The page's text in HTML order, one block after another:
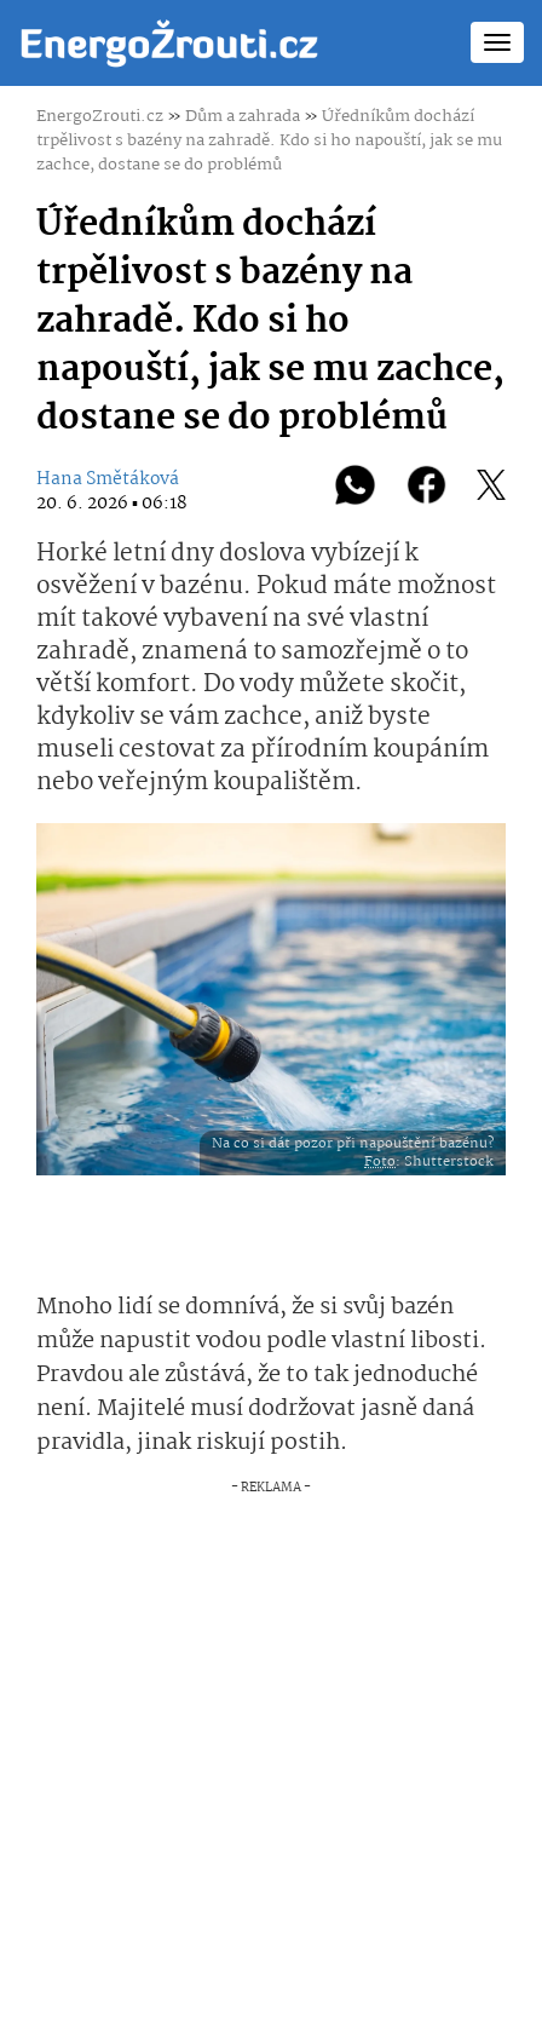
EnergoZrouti.cz»Dům a zahrada»Úředníkům dochází
trpělivost s bazény na zahradě. Kdo si ho napouští, jak se mu
zachce, dostane se do problémů
Úředníkům dochází
trpělivost s bazény na
zahradě. Kdo si ho
napouští, jak se mu zachce,
dostane se do problémů
Hana Smětáková
20. 6. 2026 ▪ 06:18
Horké letní dny doslova vybízejí k
osvěžení v bazénu. Pokud máte možnost
mít takové vybavení na své vlastní
zahradě, znamená to samozřejmě o to
větší komfort. Do vody můžete skočit,
kdykoliv se vám zachce, aniž byste
museli cestovat za přírodním koupáním
nebo veřejným koupalištěm.
Na co si dát pozor při napouštění bazénu?
Foto: Shutterstock
Mnoho lidí se domnívá, že si svůj bazén
může napustit vodou podle vlastní libosti.
Pravdou ale zůstává, že to tak jednoduché
není. Majitelé musí dodržovat jasně daná
pravidla, jinak riskují postih.